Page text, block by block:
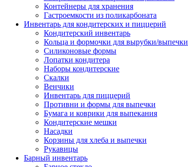
Контейнеры для хранения
Гастроемкости из поликарбоната
Инвентарь для кондитерских и пиццерий
Кондитерский инвентарь
Кольца и формочки для вырубки/выпечки
Силиконовые формы
Лопатки кондитера
Наборы кондитерские
Скалки
Венчики
Инвентарь для пиццерий
Противни и формы для выпечки
Бумага и коврики для выпекания
Кондитерские мешки
Насадки
Корзины для хлеба и выпечки
Рукавицы
Барный инвентарь